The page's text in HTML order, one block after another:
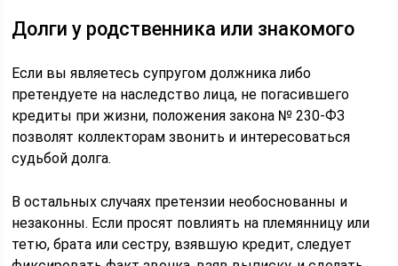
Долги у родственника или знакомого
Если вы являетесь супругом должника либо
претендуете на наследство лица, не погасившего
кредиты при жизни, положения закона № 230-ФЗ
позволят коллекторам звонить и интересоваться
судьбой долга.
В остальных случаях претензии необоснованны и
незаконны. Если просят повлиять на племянницу или
тетю, брата или сестру, взявшую кредит, следует